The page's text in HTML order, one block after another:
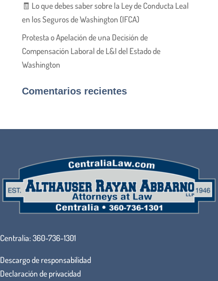
🧾 Lo que debes saber sobre la Ley de Conducta Leal
en los Seguros de Washington (IFCA)
Protesta o Apelación de una Decisión de
Compensación Laboral de L&I del Estado de
Washington
Comentarios recientes
Centralia:360-736-1301
Descargo de responsabilidad
Declaración de privacidad